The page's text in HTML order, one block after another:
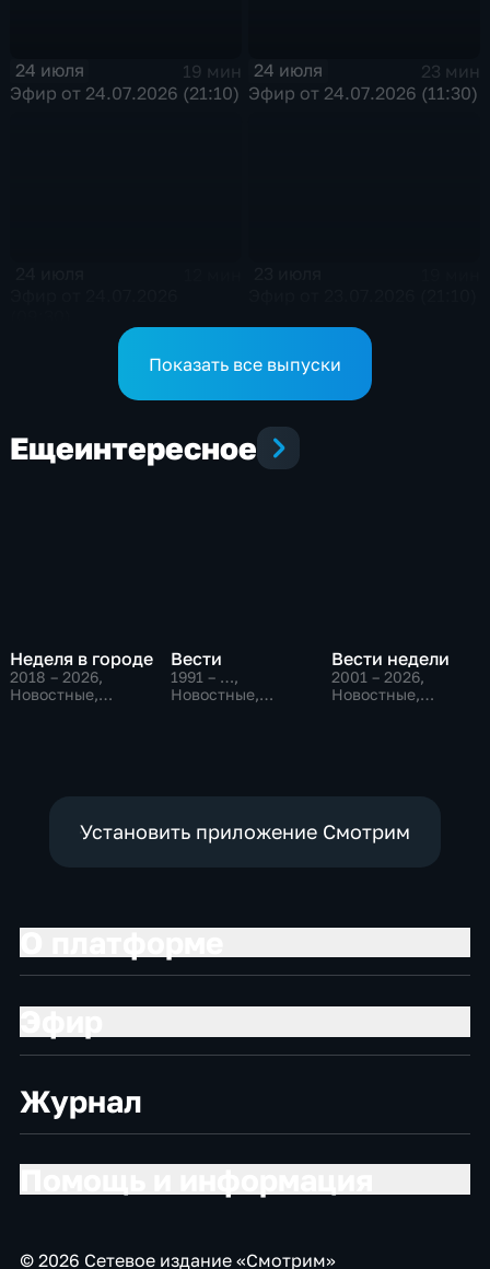
24 июля
19 мин
Эфир от 24.07.2026 (21:10)
24 июля
23 мин
Эфир от 24.07.2026 (11:30)
Показать все выпуски
Ещеинтересное
Неделя в городе
2018 – 2026,
Новостные,
Вести
1991 – …,
Новостные,
Вести недели
2001 – 2026,
Новостные,
Установить приложение Смотрим
Журнал
© 2026 Сетевое издание «Смотрим»